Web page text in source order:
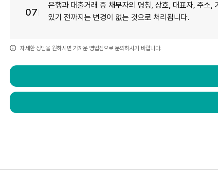
07
은행과 대출거래 중 채무자의 명칭, 상호, 대표자, 주소
있기 전까지는 변경이 없는 것으로 처리됩니다.
자세한 상담을 원하시면 가까운 영업점으로 문의하시기 바랍니다.